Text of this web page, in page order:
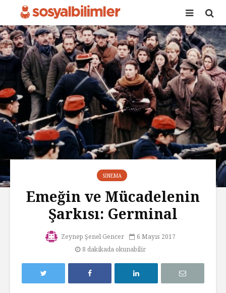
SINEMA
Emeğin ve Mücadelenin
Şarkısı: Germinal
Zeynep Şenel Gencer
6 Mayıs 2017
8 dakikada okunabilir